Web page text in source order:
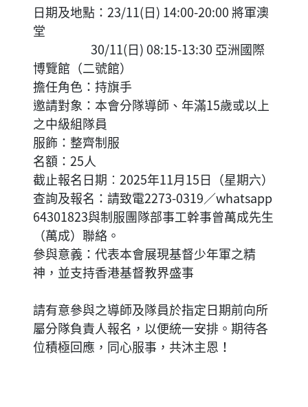
日期及地點：23/11(日) 14:00-20:00 將軍澳
堂
30/11(日) 08:15-13:30 亞洲國際
博覽館（二號館）
擔任角色：持旗手
邀請對象：本會分隊導師、年滿15歲或以上
之中級組隊員
服飾：整齊制服
名額：25人
截止報名日期︰2025年11月15日（星期六）
查詢及報名：請致電2273-0319／whatsapp
64301823與制服團隊部事工幹事曾萬成先生
（萬成）聯絡。
參與意義：代表本會展現基督少年軍之精
神，並支持香港基督教界盛事
請有意參與之導師及隊員於指定日期前向所
屬分隊負責人報名，以便統一安排。期待各
位積極回應，同心服事，共沐主恩！